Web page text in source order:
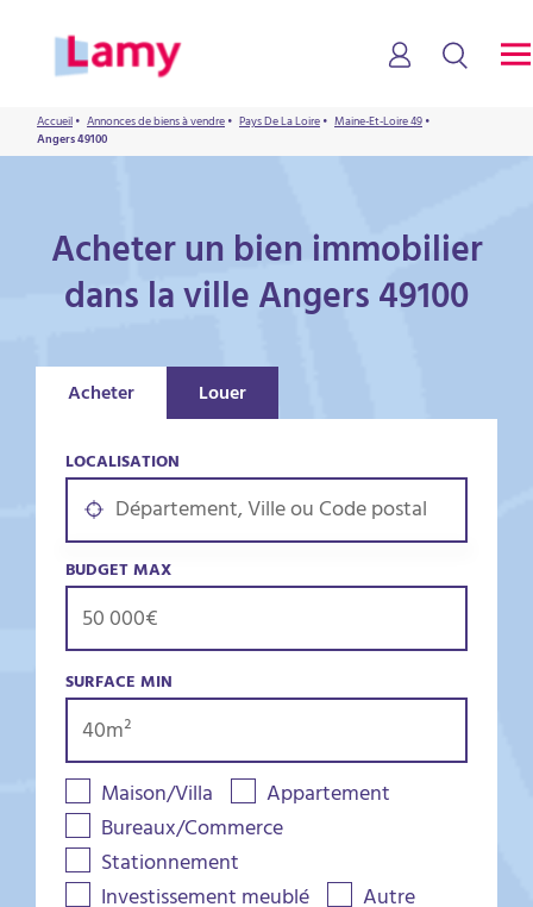
Accueil• Annonces de biens à vendre• Pays De La Loire• Maine-Et-Loire 49•
Angers 49100
Acheter un bien immobilier
dans la ville Angers 49100
Acheter Louer
LOCALISATION
BUDGET MAX
SURFACE MIN
Maison/Villa
Appartement
Bureaux/Commerce
Stationnement